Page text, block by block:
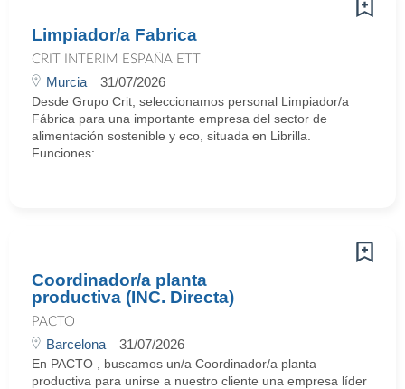
Limpiador/a Fabrica
CRIT INTERIM ESPAÑA ETT
Murcia 31/07/2026
Desde Grupo Crit, seleccionamos personal Limpiador/a
Fábrica para una importante empresa del sector de
alimentación sostenible y eco, situada en Librilla.
Funciones: ...
Coordinador/a planta
productiva (INC. Directa)
PACTO
Barcelona 31/07/2026
En PACTO , buscamos un/a Coordinador/a planta
productiva para unirse a nuestro cliente una empresa líder